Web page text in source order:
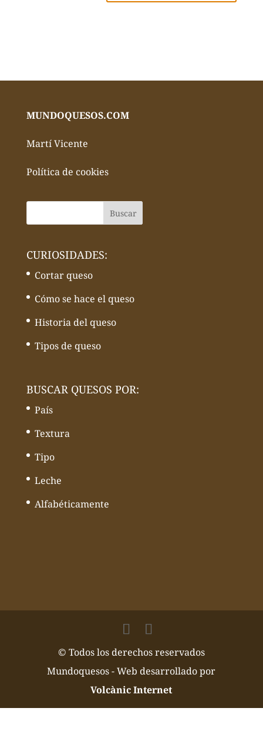
MUNDOQUESOS.COM
Martí Vicente
Política de cookies
CURIOSIDADES:
Cortar queso
Cómo se hace el queso
Historia del queso
Tipos de queso
BUSCAR QUESOS POR:
País
Textura
Tipo
Leche
Alfabéticamente
© Todos los derechos reservados
Mundoquesos - Web desarrollado por
Volcànic Internet